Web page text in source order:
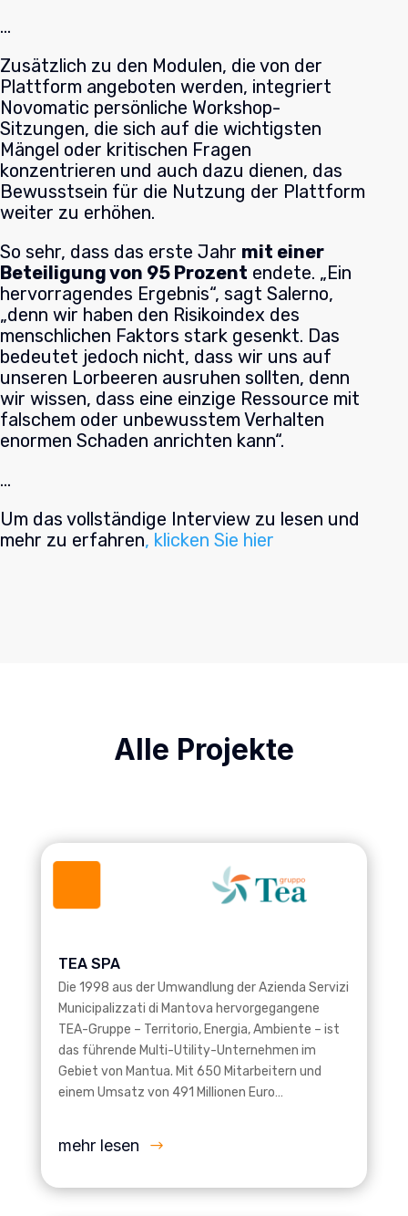
…
Zusätzlich zu den Modulen, die von der
Plattform angeboten werden, integriert
Novomatic persönliche Workshop-
Sitzungen, die sich auf die wichtigsten
Mängel oder kritischen Fragen
konzentrieren und auch dazu dienen, das
Bewusstsein für die Nutzung der Plattform
weiter zu erhöhen.
So sehr, dass das erste Jahr mit einer
Beteiligung von 95 Prozent endete. „Ein
hervorragendes Ergebnis“, sagt Salerno,
„denn wir haben den Risikoindex des
menschlichen Faktors stark gesenkt. Das
bedeutet jedoch nicht, dass wir uns auf
unseren Lorbeeren ausruhen sollten, denn
wir wissen, dass eine einzige Ressource mit
falschem oder unbewusstem Verhalten
enormen Schaden anrichten kann“.
…
Um das vollständige Interview zu lesen und
mehr zu erfahren, klicken Sie hier
Alle Projekte
TEA SPA
Die 1998 aus der Umwandlung der Azienda Servizi
Municipalizzati di Mantova hervorgegangene
TEA-Gruppe – Territorio, Energia, Ambiente – ist
das führende Multi-Utility-Unternehmen im
Gebiet von Mantua. Mit 650 Mitarbeitern und
einem Umsatz von 491 Millionen Euro…
mehr lesen